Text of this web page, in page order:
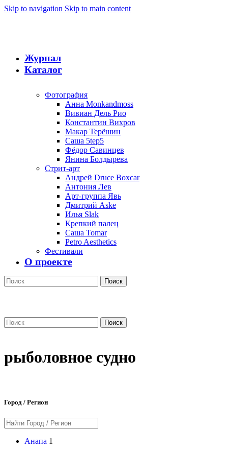
Skip to navigation Skip to main content
Журнал
Каталог
Фотография
Анна Monkandmoss
Вивиан Дель Рио
Константин Вихров
Макар Терёшин
Саша 5tep5
Фёдор Савинцев
Янина Болдырева
Стрит-арт
Андрей Druce Boxcar
Антония Лев
Арт-группа Явь
Дмитрий Aske
Илья Slak
Крепкий палец
Саша Tomar
Petro Aesthetics
Фестивали
О проекте
Поиск
Поиск
рыболовное судно
Город / Регион
Анапа 1